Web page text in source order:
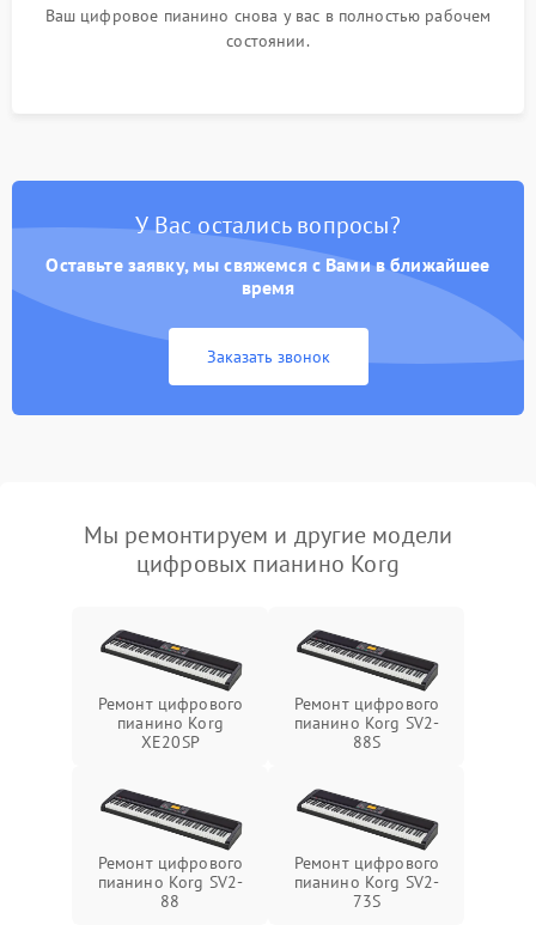
Ваш цифровое пианино снова у вас в полностью рабочем
состоянии.
У Вас остались вопросы?
Оставьте заявку, мы свяжемся с Вами в ближайшее
время
Заказать звонок
Мы ремонтируем и другие модели
цифровых пианино Korg
Ремонт цифрового
пианино Korg
XE20SP
Ремонт цифрового
пианино Korg SV2-
88S
Ремонт цифрового
пианино Korg SV2-
88
Ремонт цифрового
пианино Korg SV2-
73S